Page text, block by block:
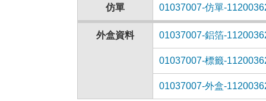
仿單 01037007-仿單-
外盒資料 01037007-鋁箔-
01037007-標籤-
01037007-外盒-